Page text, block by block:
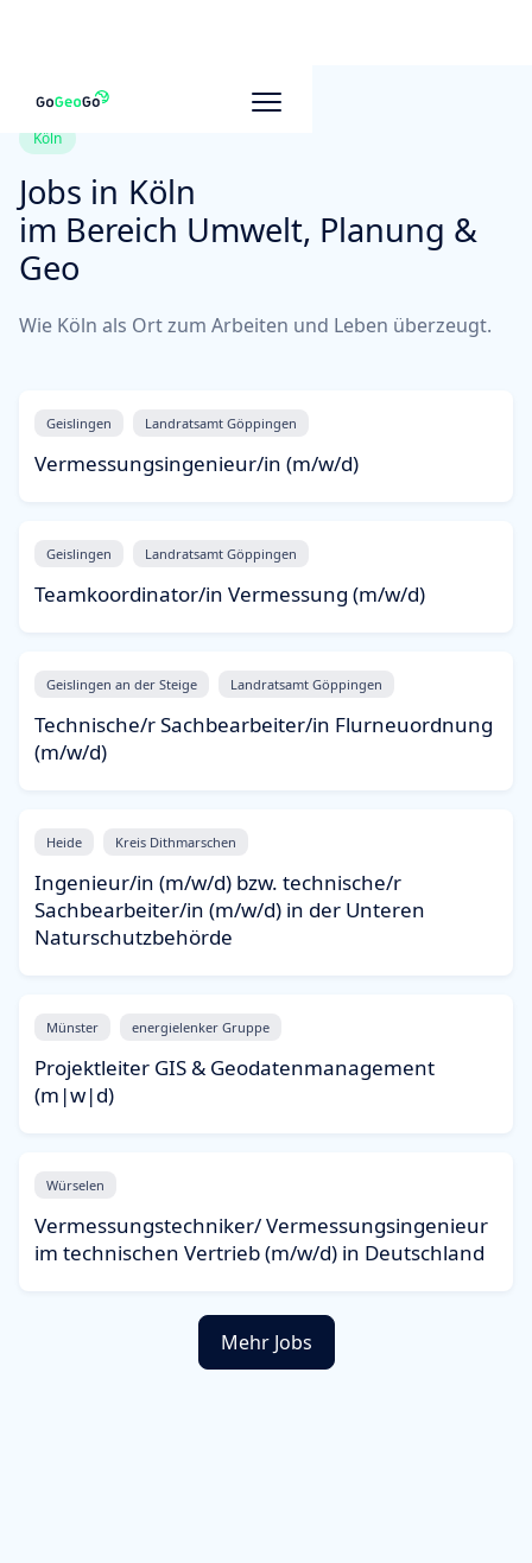
Köln
Jobs in Köln
im Bereich Umwelt, Planung &
Geo
Wie Köln als Ort zum Arbeiten und Leben überzeugt.
Geislingen Landratsamt Göppingen
Vermessungsingenieur/in (m/w/d)
Geislingen Landratsamt Göppingen
Teamkoordinator/in Vermessung (m/w/d)
Geislingen an der Steige Landratsamt Göppingen
Technische/r Sachbearbeiter/in Flurneuordnung
(m/w/d)
Heide Kreis Dithmarschen
Ingenieur/in (m/w/d) bzw. technische/r
Sachbearbeiter/in (m/w/d) in der Unteren
Naturschutzbehörde
Münster energielenker Gruppe
Projektleiter GIS & Geodatenmanagement
(m|w|d)
Würselen
Vermessungstechniker/ Vermessungsingenieur
im technischen Vertrieb (m/w/d) in Deutschland
Mehr Jobs